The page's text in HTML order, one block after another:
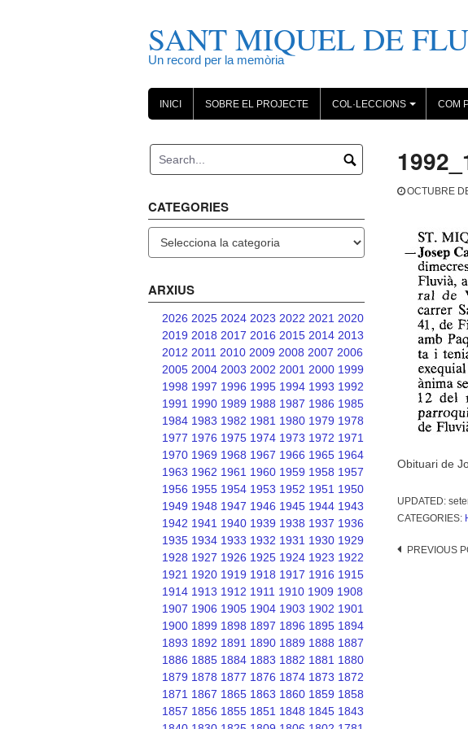
SANT MIQUEL DE
Un record per la memòria
INICI SOBRE EL PROJECTE
+
COL·LECCIONS COM
OCTUBRE
Obituari de
UPDATED:
CATEGORIES:
Post
PREVIOUS
CATEGORIES
ARXIUS
2026 2025 2024 2023 2022 2021 2020
2019 2018 2017 2016 2015 2014 2013
2012 2011 2010 2009 2008 2007 2006
2005 2004 2003 2002 2001 2000 1999
1998 1997 1996 1995 1994 1993 1992
1991 1990 1989 1988 1987 1986 1985
1984 1983 1982 1981 1980 1979 1978
1977 1976 1975 1974 1973 1972 1971
1970 1969 1968 1967 1966 1965 1964
1963 1962 1961 1960 1959 1958 1957
1956 1955 1954 1953 1952 1951 1950
1949 1948 1947 1946 1945 1944 1943
1942 1941 1940 1939 1938 1937 1936
1935 1934 1933 1932 1931 1930 1929
1928 1927 1926 1925 1924 1923 1922
1921 1920 1919 1918 1917 1916 1915
1914 1913 1912 1911 1910 1909 1908
1907 1906 1905 1904 1903 1902 1901
1900 1899 1898 1897 1896 1895 1894
1893 1892 1891 1890 1889 1888 1887
1886 1885 1884 1883 1882 1881 1880
1879 1878 1877 1876 1874 1873 1872
1871 1867 1865 1863 1860 1859 1858
1857 1856 1855 1851 1848 1845 1843